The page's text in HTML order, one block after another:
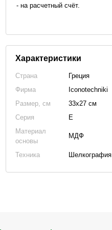
- на расчетный счёт.
Характеристики
Страна
Греция
Фирма
Iconotechniki
Размер, см
33x27 см
Серия
E
Материал
основы
МДФ
Техника Шелкография